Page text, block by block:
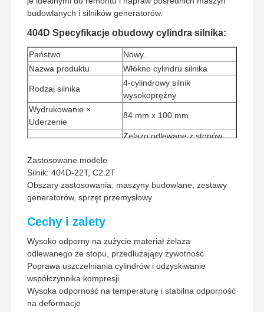
budowlanych i silników generatorów.
404D Specyfikacje obudowy cylindra silnika:
Państwo
Nowy.
Nazwa produktu
Włókno cylindru silnika
Rodzaj silnika
4-cylindrowy silnik
wysokoprężny
Wydrukowanie ×
Uderzenie
84 mm x 100 mm
Żelazo odlewane z stopów
Minimalna ilość
zamówienia
Sposób płatności
Western Union, T/T
Sposób wysyłki
UPS/DHL/EMS/TNT/FedEx
Zastosowane modele
Silnik: 404D-22T, C2.2T
Obszary zastosowania: maszyny budowlane, zestawy
generatorów, sprzęt przemysłowy
Cechy i zalety
Wysoko odporny na zużycie materiał żelaza
odlewanego ze stopu, przedłużający żywotność
Poprawa uszczelniania cylindrów i odzyskiwanie
współczynnika kompresji
Wysoka odporność na temperaturę i stabilna odporność
na deformacje